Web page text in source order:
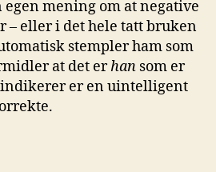
mening om at negative
– eller i det hele tatt bruken
stempler ham som
at det erhan som er
er en uintelligent